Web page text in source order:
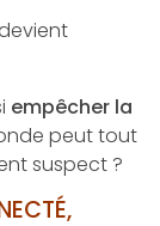
empêcher la
peut tout
suspect ?